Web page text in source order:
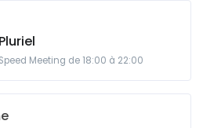
Meeting de 18:00 à 22:00